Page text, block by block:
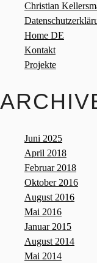
Christian
Home DE
Kontakt
Projekte
Juni 2025
April 2018
Februar 2018
Oktober 2016
August 2016
Mai 2016
Januar 2015
August 2014
Mai 2014